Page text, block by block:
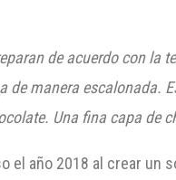
de acuerdo con la
de manera
Una fina capa de
el año 2018 al crear